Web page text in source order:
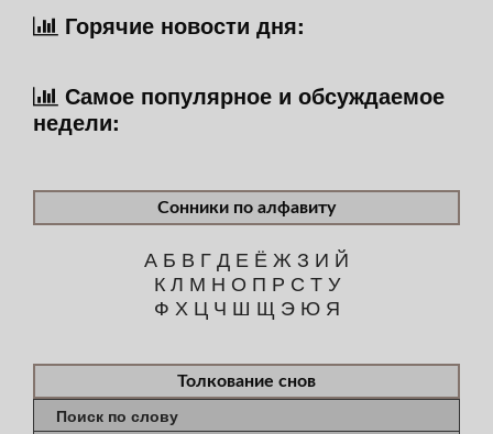
Горячие новости дня:
Самое популярное и обсуждаемое
недели:
Сонники по алфавиту
А Б В ГД Е Ё Ж З И Й
К Л М Н О П Р С Т У
Ф Х Ц Ч Ш Щ Э Ю Я
Толкование снов
Поиск по слову